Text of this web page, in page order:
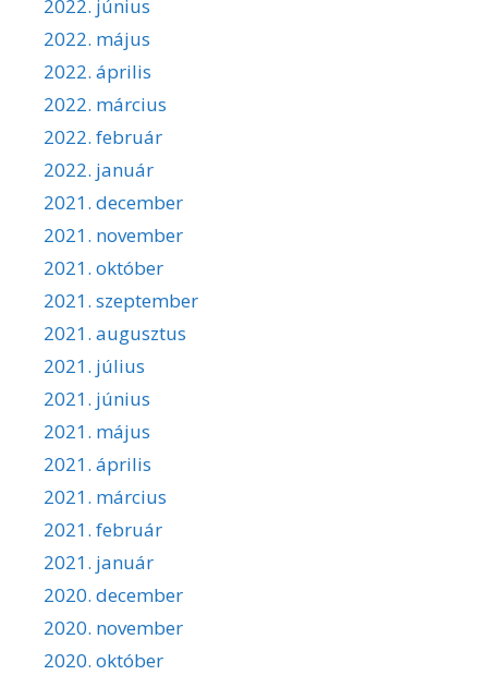
2022. június
2022. május
2022. április
2022. március
2022. február
2022. január
2021. december
2021. november
2021. október
2021. szeptember
2021. augusztus
2021. július
2021. június
2021. május
2021. április
2021. március
2021. február
2021. január
2020. december
2020. november
2020. október